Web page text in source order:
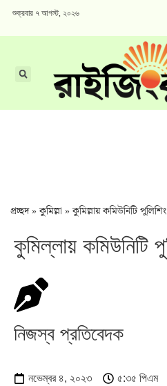
শুক্রবার ৭ আগস্ট, ২০২৬
প্রচ্ছদ»কুমিল্লা »কুমিল্লায় কমিউনিটি
কুমিল্লায় কমিউনিটি
নিজস্ব প্রতিবেদক
নভেম্বর ৪, ২০২৩ ৫:৩৫ পিএম